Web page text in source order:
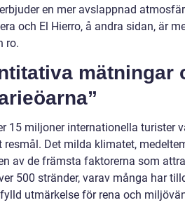
en mer avslappnad
och El Hierro, å andra sidan, är
ro.
mätningar
15 miljoner internationella turister
resmål. Det milda klimatet,
av de främsta faktorerna som
500 stränder, varav många har
utmärkelse för rena och